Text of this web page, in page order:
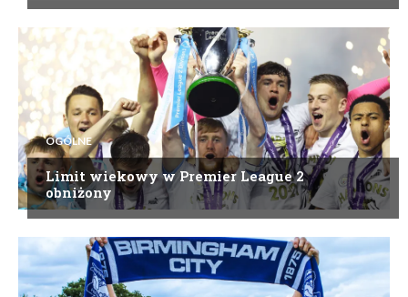
OGÓLNE
Limit wiekowy w Premier League 2
obniżony